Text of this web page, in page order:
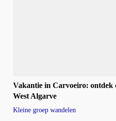
Vakantie in Carvoeiro: ontdek
West Algarve
Kleine groep wandelen